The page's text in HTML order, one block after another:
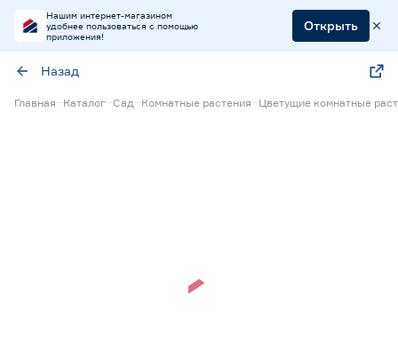
Нашим интернет-магазином
удобнее пользоваться с помощью
приложения!
Открыть
Назад
Главная Каталог Сад Комнатные растения Цветущие комнатные